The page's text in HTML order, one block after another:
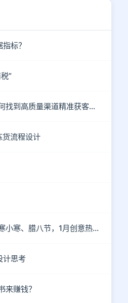
标？
”
双旦节热点都备好了，如何找到高质量渠道精准获客呢？
流程设计
营销热点日历｜元旦、大寒小寒、腊八节，1月创意热点都在这
计思考
来赚钱？